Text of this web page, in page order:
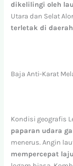
dikelilingi oleh
Utara dan Selat
terletak di
Baja Anti-Karat
Kondisi geografis
paparan udara
menerus. Angin
mempercepat